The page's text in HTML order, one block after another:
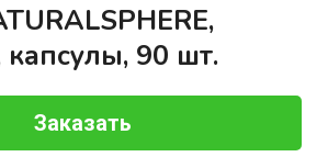
90 шт.
Заказать